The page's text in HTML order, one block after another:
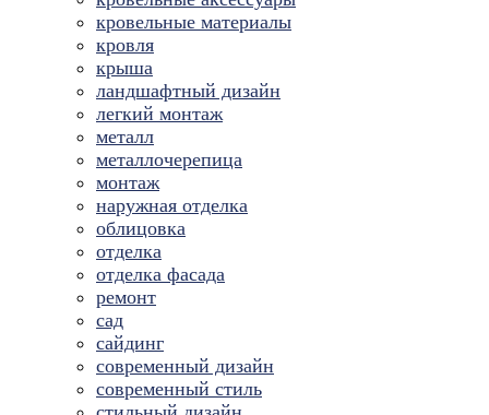
кровельные материалы
кровля
крыша
ландшафтный дизайн
легкий монтаж
металл
металлочерепица
монтаж
наружная отделка
облицовка
отделка
отделка фасада
ремонт
сад
сайдинг
современный дизайн
современный стиль